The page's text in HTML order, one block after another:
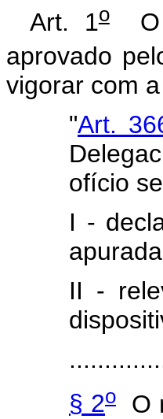
Art. 1oO
aprovado
vigorar com
"Art.
ofício
I -
II -
§ 2o O